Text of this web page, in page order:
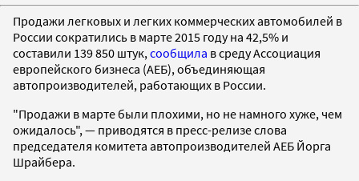
Продажи легковых и легких коммерческих автомобилей в
России сократились в марте 2015 году на 42,5% и
составили 139 850 штук, сообщила в среду Ассоциация
европейского бизнеса (АЕБ), объединяющая
автопроизводителей, работающих в России.
"Продажи в марте были плохими, но не намного хуже, чем
ожидалось", — приводятся в пресс-релизе слова
председателя комитета автопроизводителей АЕБ Йорга
Шрайбера.